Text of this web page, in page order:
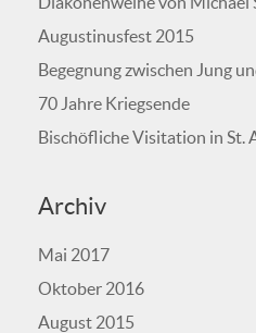
Augustinusfest 2015
Begegnung zwischen Jung
70 Jahre Kriegsende
Bischöfliche Visitation in St.
Archiv
Mai 2017
Oktober 2016
August 2015